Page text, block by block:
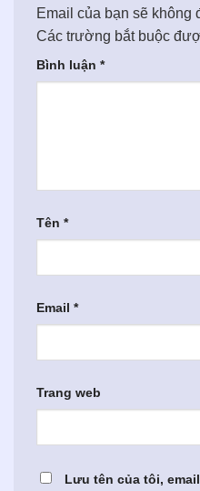
Email của bạn sẽ không
Các trường bắt buộc
Bình luận *
Tên *
Email *
Trang web
Lưu tên của tôi,